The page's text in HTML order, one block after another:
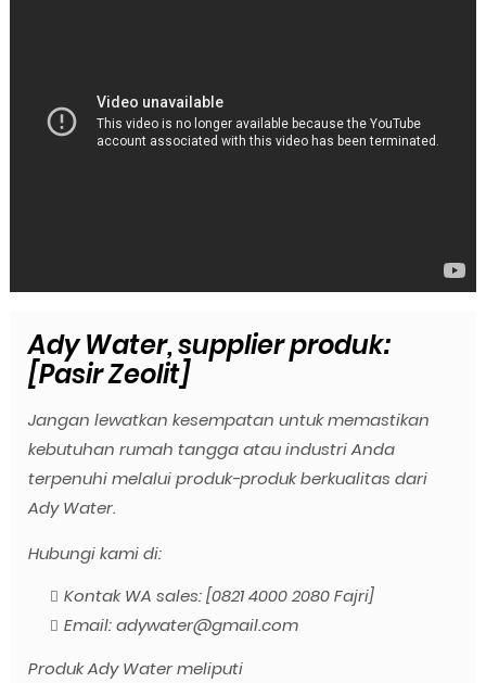
Ady Water, supplier produk:
[Pasir Zeolit]
Jangan lewatkan kesempatan untuk memastikan
kebutuhan rumah tangga atau industri Anda
terpenuhi melalui produk-produk berkualitas dari
Ady Water.
Hubungi kami di:
Kontak WA sales: [0821 4000 2080 Fajri]
Email: adywater@gmail.com
Produk Ady Water meliputi